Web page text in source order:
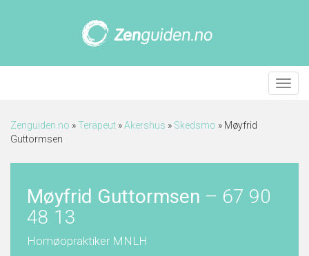
Meny
Zenguiden.no »Terapeut »Akershus » Skedsmo » Møyfrid
Guttormsen
Møyfrid Guttormsen – 67 90
48 13
Homøopraktiker MNLH